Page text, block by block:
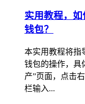
实用教程，
钱包？
本实用教程将指
钱包的操作，具
产”页面，点击
栏输入...